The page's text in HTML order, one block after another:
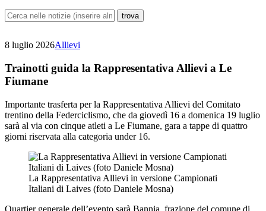
8 luglio 2026Allievi
Trainotti guida la Rappresentativa Allievi a Le
Fiumane
Importante trasferta per la Rappresentativa Allievi del Comitato
trentino della Federciclismo, che da giovedì 16 a domenica 19 luglio
sarà al via con cinque atleti a Le Fiumane, gara a tappe di quattro
giorni riservata alla categoria under 16.
La Rappresentativa Allievi in versione Campionati
Italiani di Laives (foto Daniele Mosna)
Quartier generale dell’evento sarà Bannia, frazione del comune di